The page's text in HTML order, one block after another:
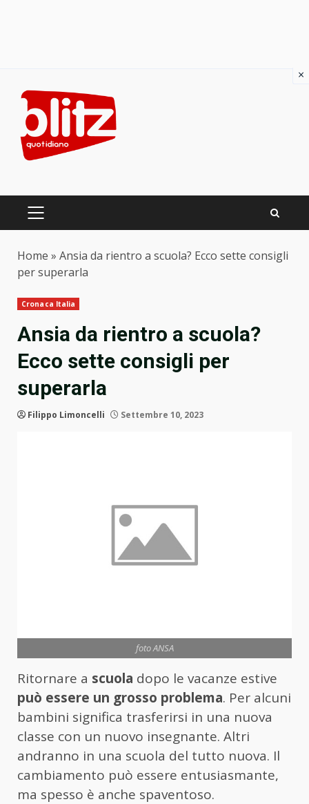
content
PRIMARY
Home » Ansia da rientro a scuola? Ecco sette consigli
per superarla
Cronaca Italia
Ansia da rientro a scuola?
Ecco sette consigli per
superarla
Filippo Limoncelli Settembre 10, 2023
foto ANSA
Ritornare a scuola dopo le vacanze estive
può essere un grosso problema. Per alcuni
bambini significa trasferirsi in una nuova
classe con un nuovo insegnante. Altri
andranno in una scuola del tutto nuova. Il
cambiamento può essere entusiasmante,
ma spesso è anche spaventoso.
×